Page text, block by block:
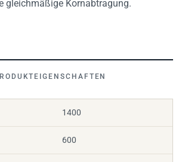
gleichmäßige Kornabtragung.
1400
600